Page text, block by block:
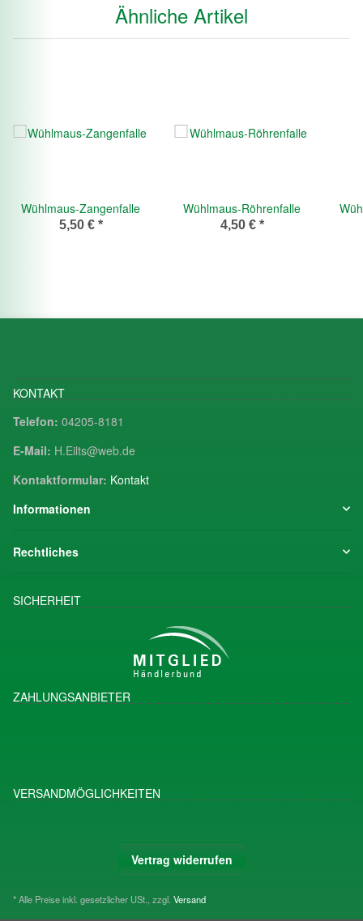
Ähnliche Artikel
Wühlmaus-Zangenfalle
5,50 € *
Wühlmaus-Röhrenfalle
4,50 € *
KONTAKT
Telefon: 04205-8181
E-Mail: H.Eilts@web.de
Kontaktformular: Kontakt
Informationen
Rechtliches
SICHERHEIT
ZAHLUNGSANBIETER
VERSANDMÖGLICHKEITEN
Vertrag widerrufen
* Alle Preise inkl. gesetzlicher USt., zzgl. Versand